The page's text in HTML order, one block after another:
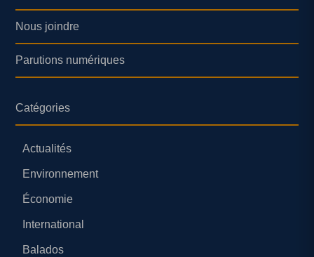
Nous joindre
Parutions numériques
Catégories
Actualités
Environnement
Économie
International
Balados